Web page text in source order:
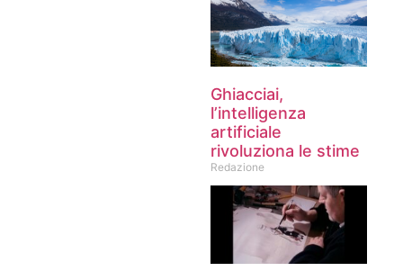
Ghiacciai,
l’intelligenza
artificiale
rivoluziona le stime
Redazione